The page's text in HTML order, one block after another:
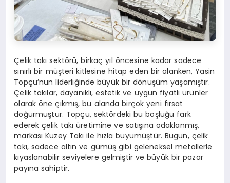
Çelik takı sektörü, birkaç yıl öncesine kadar sadece
sınırlı bir müşteri kitlesine hitap eden bir alanken, Yasin
Topçu’nun liderliğinde büyük bir dönüşüm yaşamıştır.
Çelik takılar, dayanıklı, estetik ve uygun fiyatlı ürünler
olarak öne çıkmış, bu alanda birçok yeni fırsat
doğurmuştur. Topçu, sektördeki bu boşluğu fark
ederek çelik takı üretimine ve satışına odaklanmış,
markası Kuzey Takı ile hızla büyümüştür. Bugün, çelik
takı, sadece altın ve gümüş gibi geleneksel metallerle
kıyaslanabilir seviyelere gelmiştir ve büyük bir pazar
payına sahiptir.